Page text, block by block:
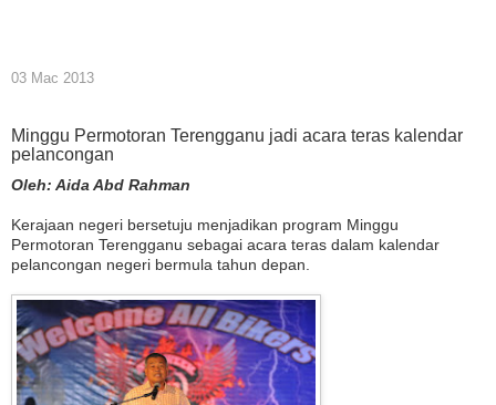
03 Mac 2013
Minggu Permotoran Terengganu jadi acara teras kalendar
pelancongan
Oleh: Aida Abd Rahman
Kerajaan negeri bersetuju menjadikan program Minggu
Permotoran Terengganu sebagai acara teras dalam kalendar
pelancongan negeri bermula tahun depan.